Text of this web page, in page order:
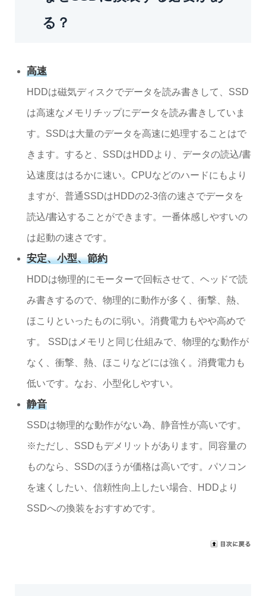
る？
高速
HDDは磁気ディスクでデータを読み書きして、SSD
は高速なメモリチップにデータを読み書きしていま
す。SSDは大量のデータを高速に処理することはで
きます。すると、SSDはHDDより、データの読込/書
込速度ははるかに速い。CPUなどのハードにもより
ますが、普通SSDはHDDの2-3倍の速さでデータを
読込/書込することができます。一番体感しやすいの
は起動の速さです。
安定、小型、節約
HDDは物理的にモーターで回転させて、ヘッドで読
み書きするので、物理的に動作が多く、衝撃、熱、
ほこりといったものに弱い。消費電力もやや高めで
す。 SSDはメモリと同じ仕組みで、物理的な動作が
なく、衝撃、熱、ほこりなどには強く。消費電力も
低いです。なお、小型化しやすい。
静音
SSDは物理的な動作がない為、静音性が高いです。
※ただし、SSDもデメリットがあります。同容量の
ものなら、SSDのほうが価格は高いです。パソコン
を速くしたい、信頼性向上したい場合、HDDより
SSDへの換装をおすすめです。